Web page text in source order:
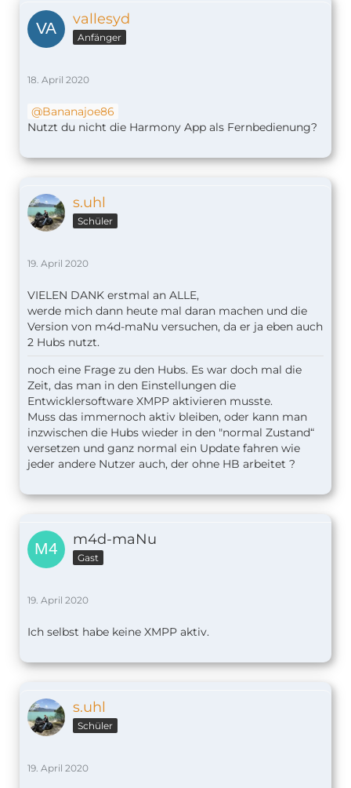
vallesyd
Anfänger
18. April 2020
Bananajoe86
Nutzt du nicht die Harmony App als Fernbedienung?
s.uhl
Schüler
19. April 2020
VIELEN DANK erstmal an ALLE,
werde mich dann heute mal daran machen und die
Version von m4d-maNu versuchen, da er ja eben auch
2 Hubs nutzt.
noch eine Frage zu den Hubs. Es war doch mal die
Zeit, das man in den Einstellungen die
Entwicklersoftware XMPP aktivieren musste.
Muss das immernoch aktiv bleiben, oder kann man
inzwischen die Hubs wieder in den "normal Zustand“
versetzen und ganz normal ein Update fahren wie
jeder andere Nutzer auch, der ohne HB arbeitet ?
m4d-maNu
Gast
19. April 2020
Ich selbst habe keine XMPP aktiv.
s.uhl
Schüler
19. April 2020